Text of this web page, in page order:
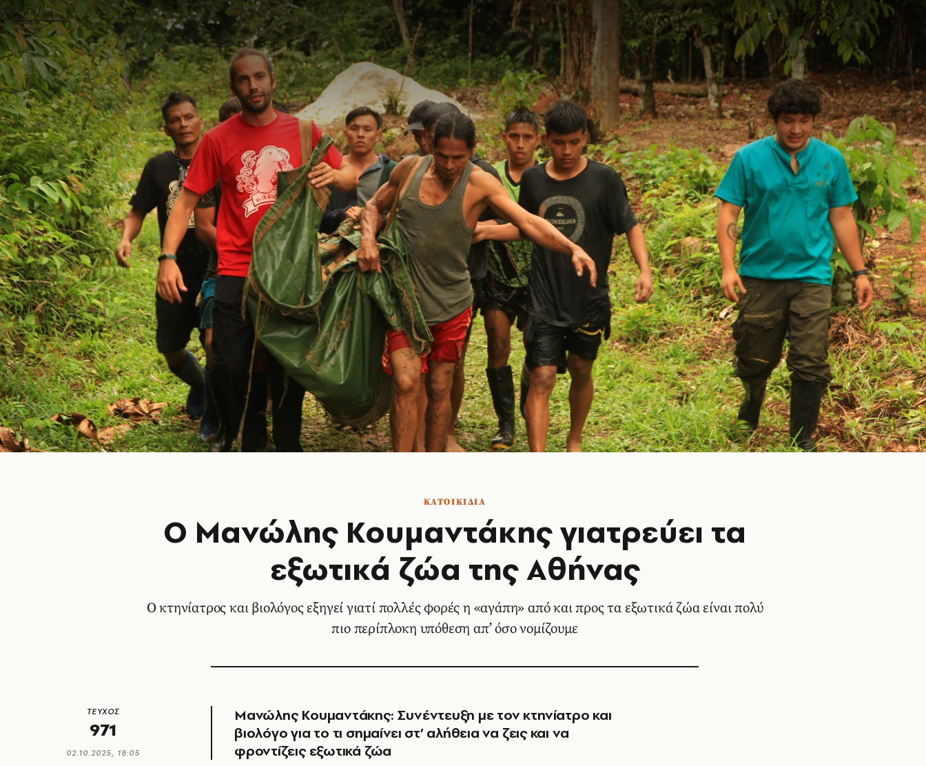
ΚΑΤΟΙΚΙΔΙΑ
Ο Μανώλης Κουμαντάκης γιατρεύει τα
εξωτικά ζώα της Αθήνας
Ο κτηνίατρος και βιολόγος εξηγεί γιατί πολλές φορές η «αγάπη» από και προς τα εξωτικά ζώα είναι πολύ
πιο περίπλοκη υπόθεση απ’ όσο νομίζουμε
ΤΕΥΧΟΣ
971
02.10.2025, 18:05
Μανώλης Κουμαντάκης: Συνέντευξη με τον κτηνίατρο και
βιολόγογια το τι σημαίνει στ’ αλήθεια να ζεις και να
φροντίζεις εξωτικά ζώα